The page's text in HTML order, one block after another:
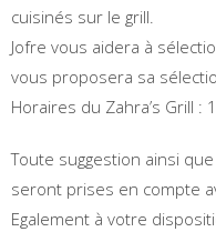
cuisinés sur le grill.
Jofre vous aidera à
vous proposera sa
Horaires du Zahra’s Grill
Toute suggestion ainsi
seront prises en compte
Egalement à votre